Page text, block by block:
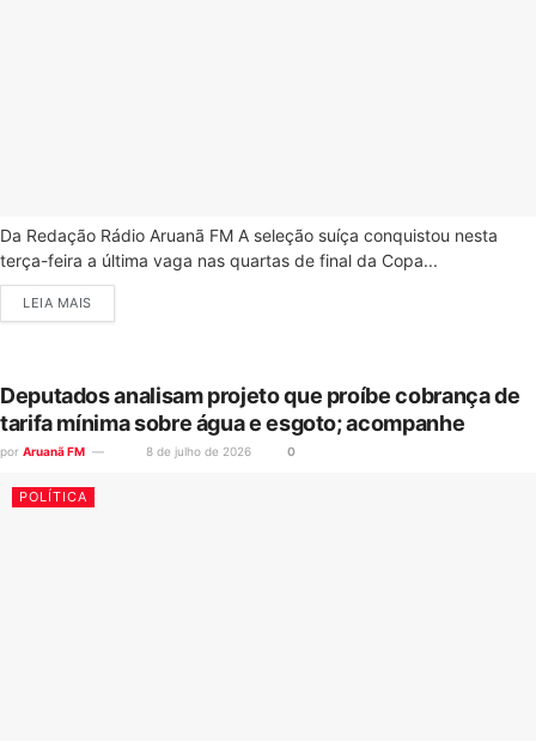
Da Redação Rádio Aruanã FM A seleção suíça conquistou nesta
terça-feira a última vaga nas quartas de final da Copa...
LEIA MAIS
Deputados analisam projeto que proíbe cobrança de
tarifa mínima sobre água e esgoto; acompanhe
por Aruanã FM 8 de julho de 2026 0
POLÍTICA